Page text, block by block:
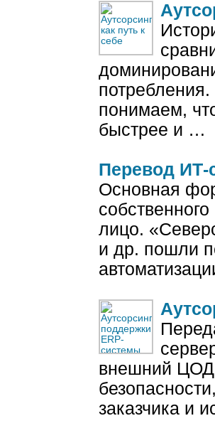
понимаем,
быстрее и …
Перевод ИТ-
Основная
лицо.
и др. пошли
внешний ЦОД
заказчика и